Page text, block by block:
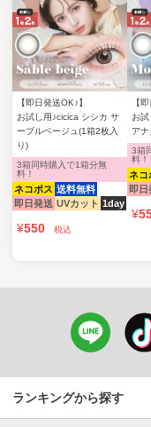
【即日発送OK♪】
お試し用♪cicica シシカ サ
ーブルベージュ(1箱2枚入
り)
ネコポス 送料無料
即日発送 UVカット 1day
3箱同時購入で1箱分無
料！
¥550 税込
【
お
ア
ネコ
即日
3箱
料！
¥
ランキングから探す